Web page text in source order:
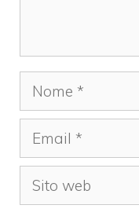
Nome
Email
Sito
web